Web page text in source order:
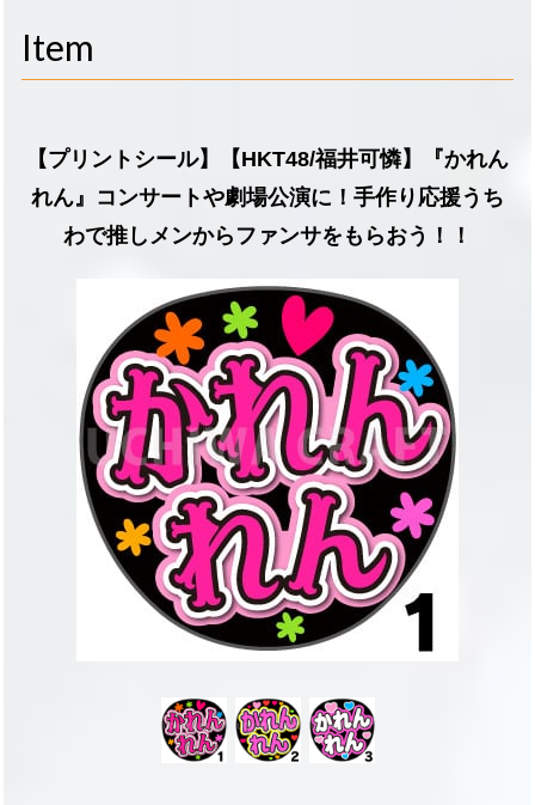
Item
【プリントシール】【HKT48/福井可憐】『かれん
れん』コンサートや劇場公演に！手作り応援うち
わで推しメンからファンサをもらおう！！